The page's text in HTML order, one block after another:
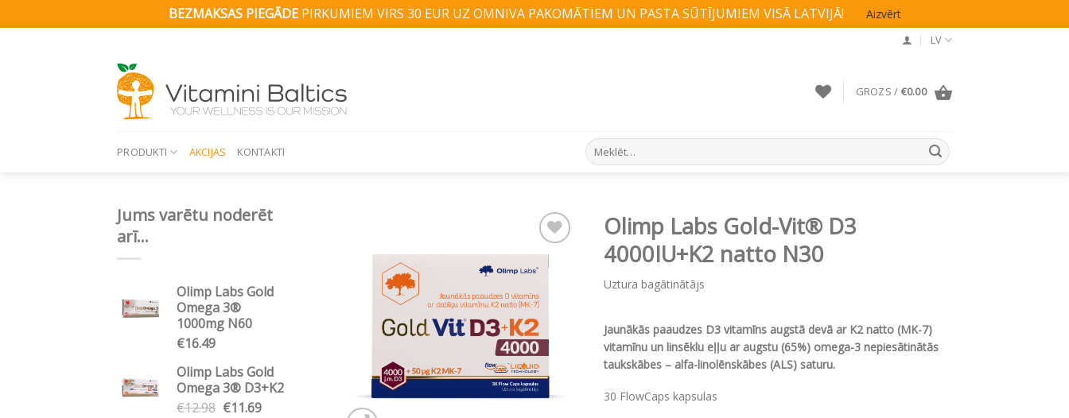
BEZMAKSAS PIEGĀDEPIRKUMIEM VIRS 30 EUR UZ OMNIVA PAKOMĀTIEM UN PASTA SŪTĪJUMIEM VISĀ LATVIJĀ! Aizvērt
LV
GROZS / €0.00
PRODUKTI AKCIJAS KONTAKTI
Search
for:
Jums varētu noderēt
arī...
Olimp Labs Gold
Omega 3®
1000mg N60
€16.49
Olimp Labs Gold
Omega 3® D3+K2
€12.98 Original
€11.69Current
Pievienot vēlmju
sarakstam
Olimp Labs Gold-Vit® D3
4000IU+K2 natto N30
Uztura bagātinātājs
Jaunākās paaudzes D3 vitamīns augstā devā ar K2 natto (MK-7)
vitamīnu un linsēklu eļļu ar augstu (65%) omega-3 nepiesātinātās
taukskābes – alfa-linolēnskābes (ALS) saturu.
30 FlowCaps kapsulas